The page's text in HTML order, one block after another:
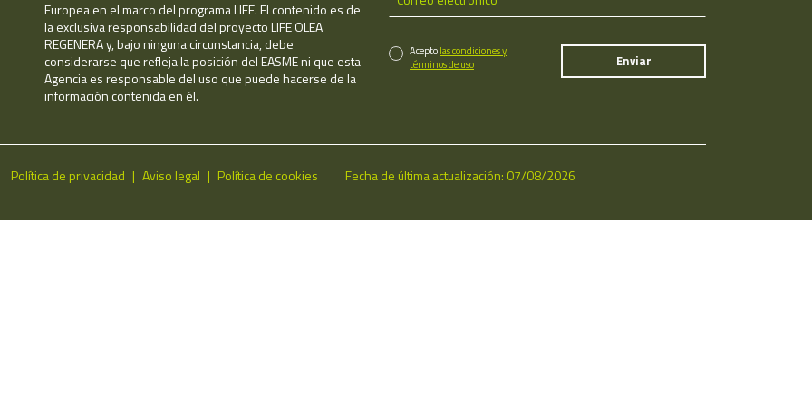
Europea en el marco del programa LIFE. El contenido es de
la exclusiva responsabilidad del proyecto LIFE OLEA
REGENERA y, bajo ninguna circunstancia, debe
considerarse que refleja la posición del EASME ni que esta
Agencia es responsable del uso que puede hacerse de la
información contenida en él.
Aceptolas condiciones y
términos de uso
Política de privacidad Aviso legal Política de cookies Fecha de última actualización: 07/08/2026